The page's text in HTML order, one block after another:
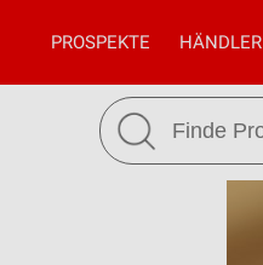
PROSPEKTE HÄNDLER